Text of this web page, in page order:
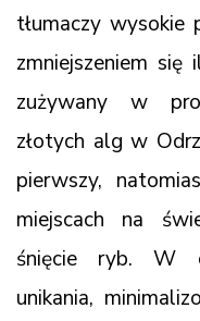
tłumaczy
zmniejszeniem
zużywany w
złotych alg w
pierwszy,
miejscach na
śnięcie ryb. W
unikania,